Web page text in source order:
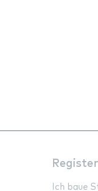
Register
Ich baue